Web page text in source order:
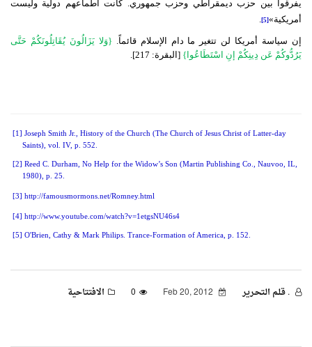
يفرقوا بين حزب ديمقراطي وحزب جمهوري. كانت أطماعهم دولية وليست
أمريكية»
[5]
.
إن سياسة أمريكا لن تتغير ما دام الإسلام قائماً
{وَلا يَزَالُونَ يُقَاتِلُونَكُمْ حَتَّى
يَرُدُّوكُمْ عَن دِينِكُمْ إنِ اسْتَطَاعُوا} [البقرة: 217
].
[1] Joseph Smith Jr., History of the Church (The Church of Jesus Christ of Latter-day
Saints), vol. IV, p. 552.
[2]
Reed C. Durham, No Help for the Widow’s Son (Martin Publishing Co., Nauvoo, IL,
1980), p. 25.
[3] http://famousmormons.net/Romney.html
[4] http://www.youtube.com/watch?v=1etgsNU46s4
[5] O'Brien, Cathy & Mark Philips. Trance-Formation of America, p. 152.
. قـلـم الـتحـرير 0 الافتتاحية